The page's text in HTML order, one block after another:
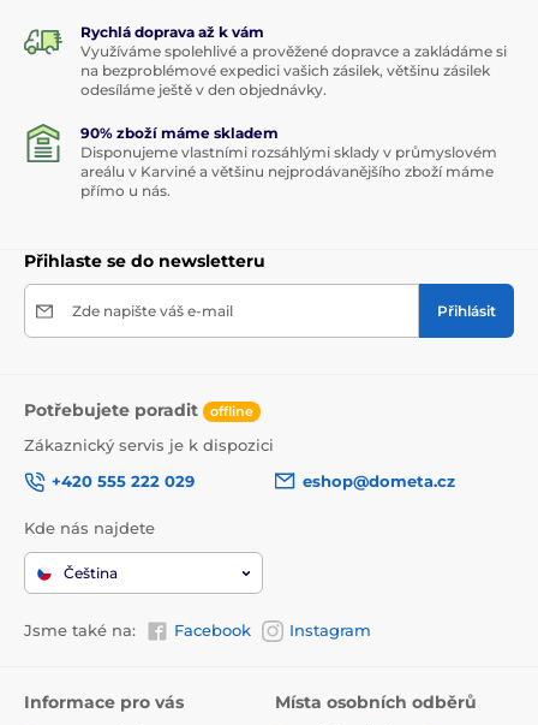
Rychlá doprava až k vám
Využíváme spolehlivé a prověžené dopravce a zakládáme si
na bezproblémové expedici vašich zásilek, většinu zásilek
odesíláme ještě v den objednávky.
90% zboží máme skladem
Disponujeme vlastními rozsáhlými sklady v průmyslovém
areálu v Karviné a většinu nejprodávanějšího zboží máme
přímo u nás.
Přihlaste se do newsletteru
Zde napište váš e-mail Přihlásit
Potřebujete poradit offline
Zákaznický servis je k dispozici
+420 555 222 029
eshop@dometa.cz
Kde nás najdete
Čeština
Jsme také na: Facebook Instagram
Informace pro vás Místa osobních odběrů